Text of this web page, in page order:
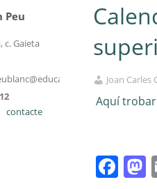
Joan Carles
Aquí
Peu
c. Gaieta
contacte